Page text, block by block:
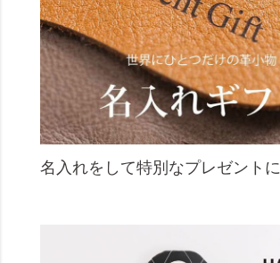
名入れをして特別なプレゼントに